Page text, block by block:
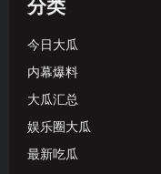
分类
今日大瓜
内幕爆料
大瓜汇总
娱乐圈大瓜
最新吃瓜